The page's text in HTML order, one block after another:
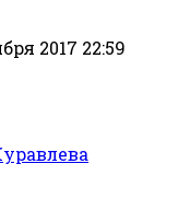
2017 22:59